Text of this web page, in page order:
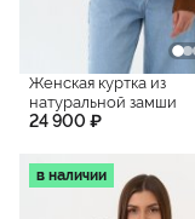
Женская куртка из
натуральной замши
24 900 ₽
в наличии